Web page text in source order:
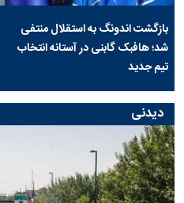
بازگشت اندونگ به استقلال منتفی
شد؛ هافبک گابنی در آستانه انتخاب
تیم جدید
دیدنی